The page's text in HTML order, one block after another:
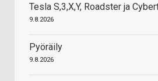
Tesla S,3,X,Y, Roadster ja
9.8.2026
Pyöräily
9.8.2026